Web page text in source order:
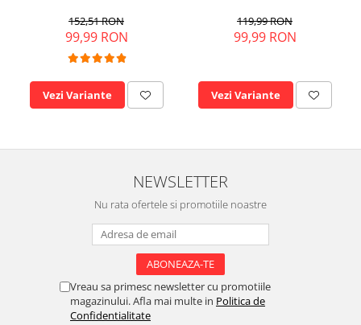
152,51 RON
99,99 RON
Vezi Variante
119,99 RON
99,99 RON
Vezi Variante
NEWSLETTER
Nu rata ofertele si promotiile noastre
Vreau sa primesc newsletter cu promotiile
magazinului. Afla mai multe in Politica de
Confidentialitate